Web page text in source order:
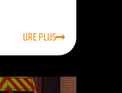
LIRE PLUS